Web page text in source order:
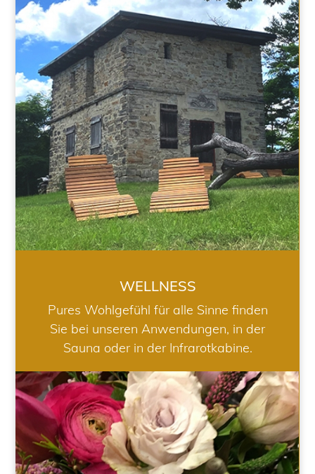
WELLNESS
WELLNESS
Pures Wohlgefühl für alle Sinne finden
Sie bei unseren Anwendungen, in der
Sauna oder in der Infrarotkabine.